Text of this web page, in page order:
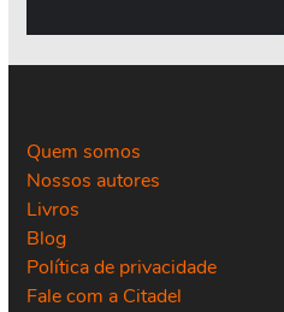
Quem somos
Nossos autores
Livros
Blog
Política de privacidade
Fale com a Citadel